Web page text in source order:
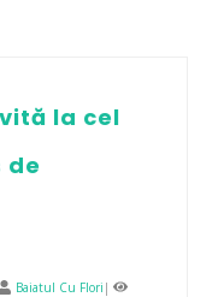
la cel
de
Baiatul Cu Flori |